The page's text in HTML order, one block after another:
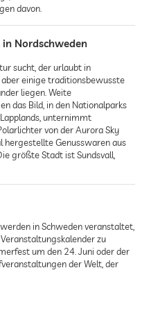
davon.
Nordschweden
sucht, der urlaubt in
aber einige traditionsbewusste
liegen. Weite
das Bild, in den Nationalparks
unternimmt
von der Aurora Sky
hergestellte Genusswaren aus
größte Stadt ist Sundsvall,
in Schweden veranstaltet,
zu
um den 24. Juni oder der
der Welt, der